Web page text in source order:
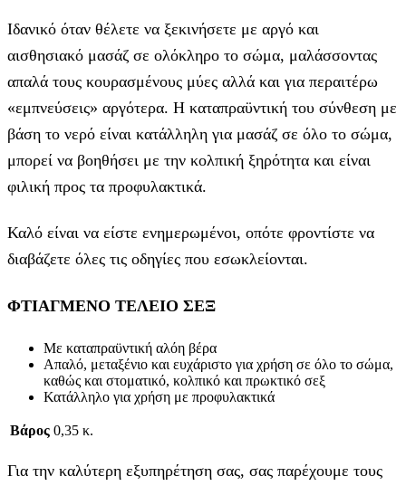
Ιδανικό όταν θέλετε να ξεκινήσετε με αργό και
αισθησιακό μασάζ σε ολόκληρο το σώμα, μαλάσσοντας
απαλά τους κουρασμένους μύες αλλά και για περαιτέρω
«εμπνεύσεις» αργότερα. Η καταπραϋντική του σύνθεση με
βάση το νερό είναι κατάλληλη για μασάζ σε όλο το σώμα,
μπορεί να βοηθήσει με την κολπική ξηρότητα και είναι
φιλική προς τα προφυλακτικά.
Καλό είναι να είστε ενημερωμένοι, οπότε φροντίστε να
διαβάζετε όλες τις οδηγίες που εσωκλείονται.
ΦΤΙΑΓΜΕΝΟ ΤΕΛΕΙΟ ΣΕΞ
Με καταπραϋντική αλόη βέρα
Απαλό, μεταξένιο και ευχάριστο για χρήση σε όλο το σώμα,
καθώς και στοματικό, κολπικό και πρωκτικό σεξ
Κατάλληλο για χρήση με προφυλακτικά
Βάρος 0,35 κ.
Για την καλύτερη εξυπηρέτηση σας, σας παρέχουμε τους